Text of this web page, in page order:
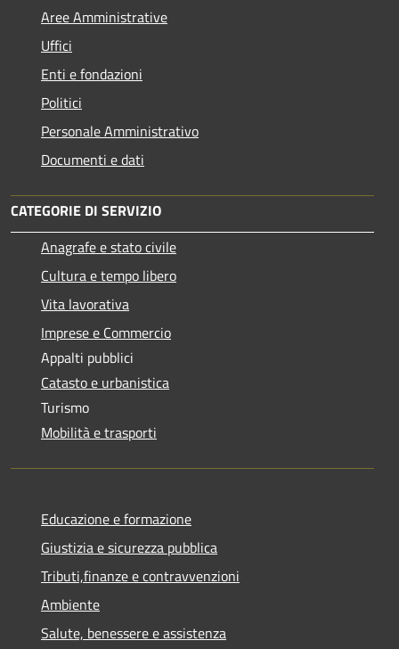
Aree Amministrative
Uffici
Enti e fondazioni
Politici
Personale Amministrativo
Documenti e dati
CATEGORIE DI SERVIZIO
Anagrafe e stato civile
Cultura e tempo libero
Vita lavorativa
Imprese e Commercio
Appalti pubblici
Catasto e urbanistica
Turismo
Mobilità e trasporti
Educazione e formazione
Giustizia e sicurezza pubblica
Tributi,finanze e contravvenzioni
Ambiente
Salute, benessere e assistenza